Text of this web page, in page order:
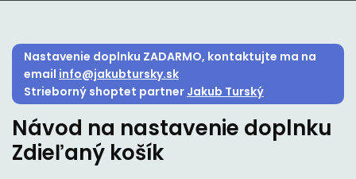
Nastavenie doplnku ZADARMO, kontaktujte ma na
email info@jakubtursky.sk
Strieborný shoptet partner Jakub Turský
Návod na nastavenie doplnku
Zdieľaný košík